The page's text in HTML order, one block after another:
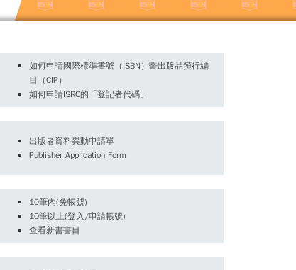
如何申請國際標準書號（ISBN）暨出版品預行編
目（CIP）
如何申請ISRC的「登記者代碼」
出版者資料異動申請單
Publisher Application Form
10筆內(免帳號)
10筆以上(登入/申請帳號)
查看新書書目